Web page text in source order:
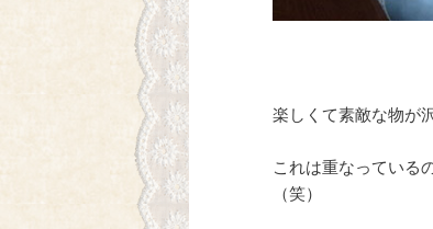
楽しくて素敵な物が
これは重なっている
（笑）